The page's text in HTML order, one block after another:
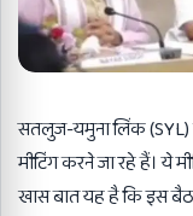
सतलुज-यमुना लिंक (SYL)
मीटिंग करने जा रहे हैं। ये
खास बात यह है कि इस